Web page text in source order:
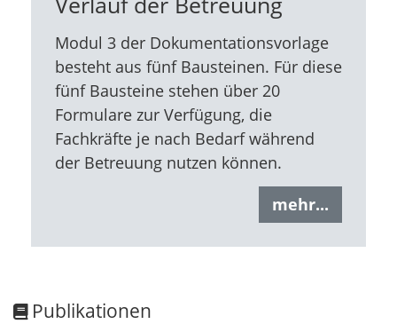
Modul 3 der Dokumentationsvorlage
besteht aus fünf Bausteinen. Für diese
fünf Bausteine stehen über 20
Formulare zur Verfügung, die
Fachkräfte je nach Bedarf während
der Betreuung nutzen können.
mehr...
Publikationen